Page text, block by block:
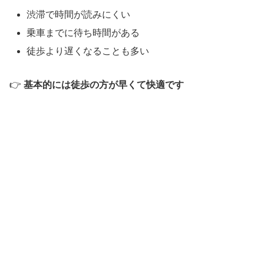
渋滞で時間が読みにくい
乗車までに待ち時間がある
徒歩より遅くなることも多い
👉 基本的には徒歩の方が早くて快適です